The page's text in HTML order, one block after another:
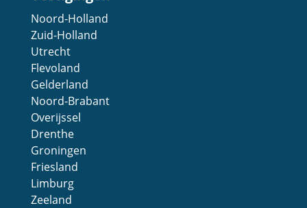
Noord-Holland
Zuid-Holland
Utrecht
Flevoland
Gelderland
Noord-Brabant
Overijssel
Drenthe
Groningen
Friesland
Limburg
Zeeland